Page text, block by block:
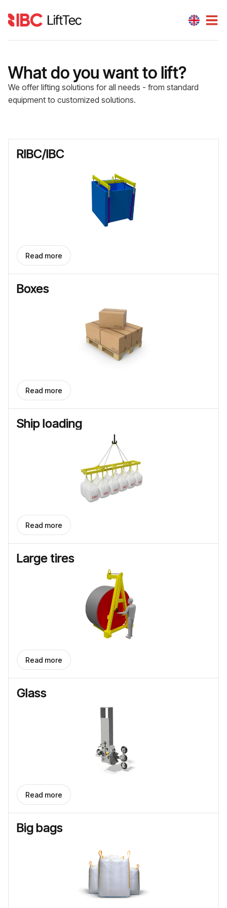
What do you want to lift?
We offer lifting solutions for all needs - from standard
equipment to customized solutions.
RIBC/IBC
Read more
Boxes
Read more
Ship loading
Read more
Large tires
Read more
Glass
Read more
Big bags